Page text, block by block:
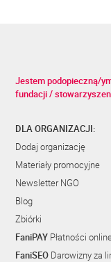
Jestem podopieczną/
fundacji /
DLA ORGANIZACJI:
Dodaj organizację
Materiały promocyjne
Newsletter NGO
Blog
Zbiórki
FaniPAY Płatności
FaniSEO Darowizny za